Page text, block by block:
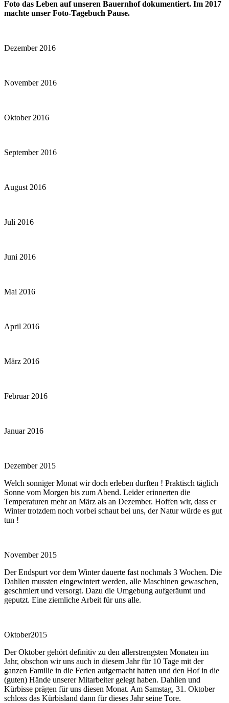
Foto das Leben auf unseren Bauernhof dokumentiert. Im 2017
machte unser Foto-Tagebuch Pause.
Dezember 2016
November 2016
Oktober 2016
September 2016
August 2016
Juli 2016
Juni 2016
Mai 2016
April 2016
März 2016
Februar 2016
Januar 2016
Dezember 2015
Welch sonniger Monat wir doch erleben durften ! Praktisch täglich
Sonne vom Morgen bis zum Abend. Leider erinnerten die
Temperaturen mehr an März als an Dezember. Hoffen wir, dass er
Winter trotzdem noch vorbei schaut bei uns, der Natur würde es gut
tun !
November 2015
Der Endspurt vor dem Winter dauerte fast nochmals 3 Wochen. Die
Dahlien mussten eingewintert werden, alle Maschinen gewaschen,
geschmiert und versorgt. Dazu die Umgebung aufgeräumt und
geputzt. Eine ziemliche Arbeit für uns alle.
Oktober2015
Der Oktober gehört definitiv zu den allerstrengsten Monaten im
Jahr, obschon wir uns auch in diesem Jahr für 10 Tage mit der
ganzen Familie in die Ferien aufgemacht hatten und den Hof in die
(guten) Hände unserer Mitarbeiter gelegt haben. Dahlien und
Kürbisse prägen für uns diesen Monat. Am Samstag, 31. Oktober
schloss das Kürbisland dann für dieses Jahr seine Tore.